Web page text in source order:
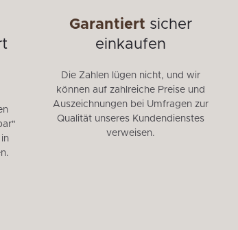
Garantiert sicher
einkaufen
Die Zahlen lügen nicht, und wir
können auf zahlreiche Preise und
Auszeichnungen bei Umfragen zur
Qualität unseres Kundendienstes
verweisen.